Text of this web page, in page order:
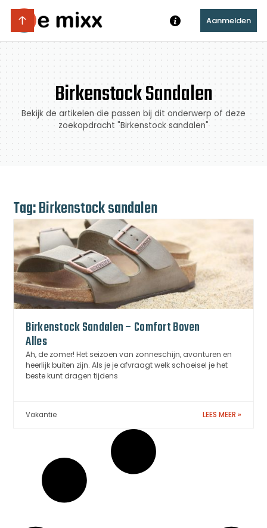
Aanmelden
Birkenstock Sandalen
Bekijk de artikelen die passen bij dit onderwerp of deze
zoekopdracht "Birkenstock sandalen"
Tag: Birkenstock sandalen
Birkenstock Sandalen – Comfort Boven
Alles
Ah, de zomer! Het seizoen van zonneschijn, avonturen en
heerlijk buiten zijn. Als je je afvraagt welk schoeisel je het
beste kunt dragen tijdens
Vakantie LEES MEER »